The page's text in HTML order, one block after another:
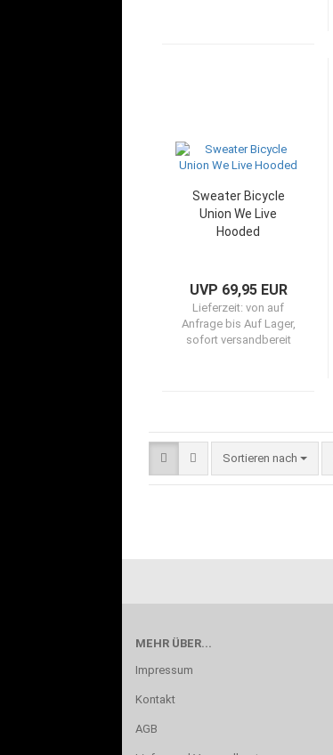
Sweater Bicycle
Union We Live
Hooded
UVP 69,95 EUR
Lieferzeit: von auf
Anfrage bis Auf Lager,
sofort versandbereit
Sortieren nach
Sortieren nach
MEHR ÜBER...
Impressum
Kontakt
AGB